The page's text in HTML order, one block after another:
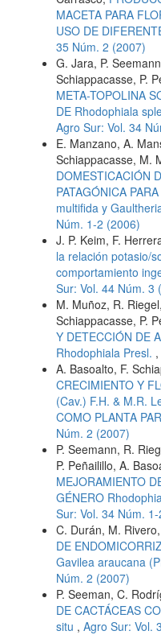
MACETA PARA
USO DE
35 Núm. 2 (2007)
G. Jara, P.
Schiappacasse, P.
META-TOPOLINA
DE Rhodophiala
Agro Sur: Vol. 34
E. Manzano, A.
Schiappacasse, M.
DOMESTICACIÓN
PATAGÓNICA
multifida y
Núm. 1-2 (2006)
J. P. Keim, F.
la relación potasio/
comportamiento
Sur: Vol. 44 Núm. 3
M. Muñoz, R.
Schiappacasse, P.
Y DETECCIÓN DE
Rhodophiala Presl. ,
A. Basoalto, F.
CRECIMIENTO Y
(Cav.) F.H. & M.R.
COMO PLANTA
Núm. 2 (2007)
P. Seemann, R.
P. Peñailillo, A.
MEJORAMIENTO
GÉNERO
Sur: Vol. 34 Núm.
C. Durán, M.
DE
Gavilea araucana
Núm. 2 (2007)
P. Seeman, C.
DE CACTÁCEAS
situ , Agro Sur: Vol.